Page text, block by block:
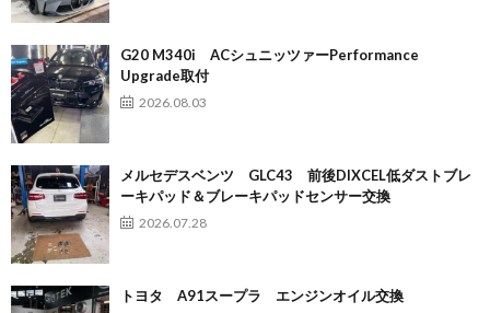
G20 M340i ACシュニッツァーPerformance
Upgrade取付
2026.08.03
メルセデスベンツ GLC43 前後DIXCEL低ダストブレ
ーキパッド＆ブレーキパッドセンサー交換
2026.07.28
トヨタ A91スープラ エンジンオイル交換